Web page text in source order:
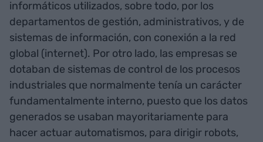
informáticos utilizados, sobre todo, por los
departamentos de gestión, administrativos, y de
sistemas de información, con conexión a la red
global (internet). Por otro lado, las empresas se
dotaban de sistemas de control de los procesos
industriales que normalmente tenía un carácter
fundamentalmente interno, puesto que los datos
generados se usaban mayoritariamente para
hacer actuar automatismos, para dirigir robots,